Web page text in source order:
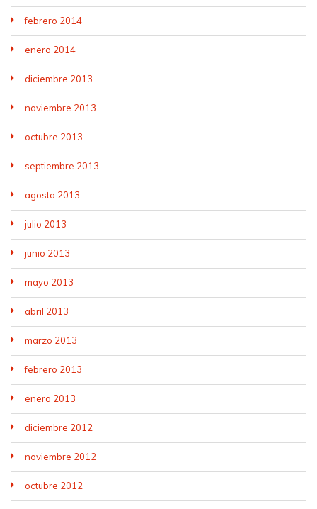
febrero 2014
enero 2014
diciembre 2013
noviembre 2013
octubre 2013
septiembre 2013
agosto 2013
julio 2013
junio 2013
mayo 2013
abril 2013
marzo 2013
febrero 2013
enero 2013
diciembre 2012
noviembre 2012
octubre 2012